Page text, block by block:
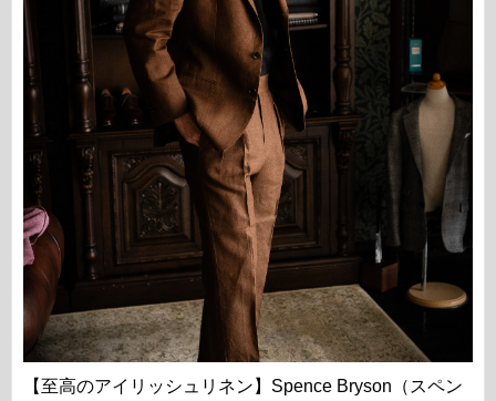
【至高のアイリッシュリネン】Spence Bryson（スペン